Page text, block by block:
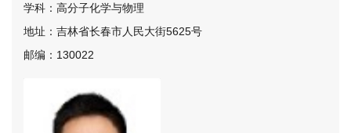
学科：高分子化学与物理
地址：吉林省长春市人民大街5625号
邮编：130022